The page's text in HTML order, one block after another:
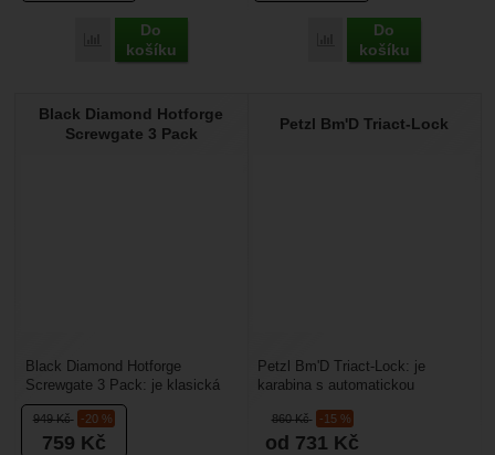
Porovnat
Do
košíku
Porovnat
Do
košíku
Black Diamond Hotforge
Screwgate 3 Pack
949Kč -20 %
759 Kč
Black Diamond Hotforge
Screwgate 3 Pack: je klasická
déčková horolezecká karabina
se šroubovací pojistkou....
Petzl Bm'D Triact-Lock
860Kč -15 %
od 731 Kč
Petzl Bm'D Triact-Lock: je
karabina s automatickou
pro jištění během prací...